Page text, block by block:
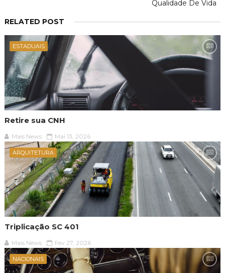
Qualidade De Vida
RELATED POST
ESTADUAIS
Retire sua CNH
Mais News Mai 13, 2026
ARQUITETURA
Triplicação SC 401
Mais News Fev 27, 2026
NACIONAIS